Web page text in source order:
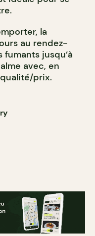
la
au rendez-
jusqu’à
avec, en
prix.